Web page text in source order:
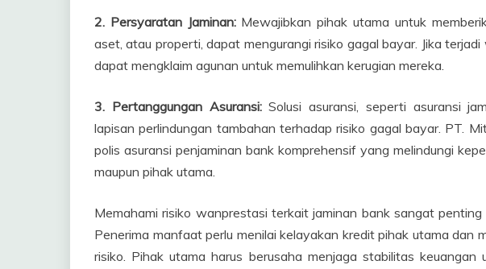
2. Persyaratan Jaminan:Mewajibkan pihak utama untuk
aset, atau properti, dapat mengurangi risiko gagal bayar. Jika
dapat mengklaim agunan untuk memulihkan kerugian mereka.
3. Pertanggungan Asuransi:Solusi asuransi, seperti asuransi
lapisan perlindungan tambahan terhadap risiko gagal bayar. PT.
polis asuransi penjaminan bank komprehensif yang melindungi
maupun pihak utama.
Memahami risiko wanprestasi terkait jaminan bank sangat
Penerima manfaat perlu menilai kelayakan kredit pihak utama dan
risiko. Pihak utama harus berusaha menjaga stabilitas keuangan